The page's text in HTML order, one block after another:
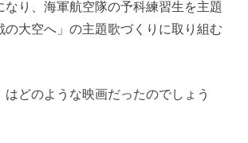
なり、海軍航空隊の予科練習生を主題
の大空へ」の主題歌づくりに取り組む
はどのような映画だったのでしょう